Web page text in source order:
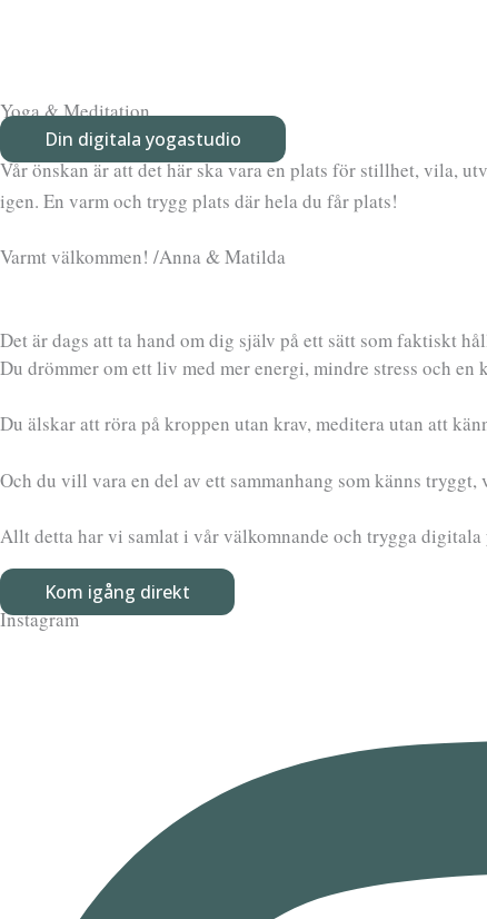
Yoga & Meditation
Din digitala yogastudio
Vår önskan är att det här ska vara en plats för stillhet, vila,
igen. En varm och trygg plats där hela du får plats!
Varmt välkommen! /Anna & Matilda
Det är dags att ta hand om dig själv på ett sätt som faktiskt
Du drömmer om ett liv med mer energi, mindre stress och en
Du älskar att röra på kroppen utan krav, meditera utan att
Och du vill vara en del av ett sammanhang som känns
Allt detta har vi samlat i vår välkomnande och trygga
Kom igång direkt
Instagram